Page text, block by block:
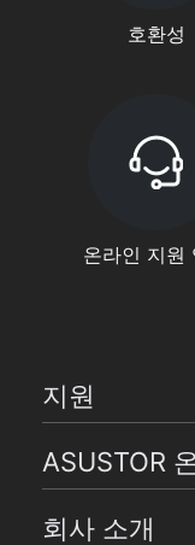
호환성
온라인 지원
지원
ASUSTOR
회사 소개